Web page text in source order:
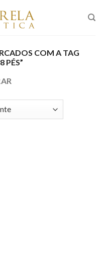
COM A TAG
PÉS”